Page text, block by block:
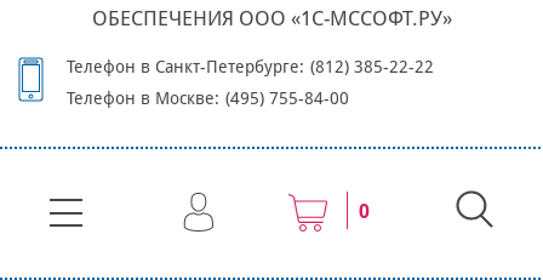
ОБЕСПЕЧЕНИЯ ООО «1С-МССОФТ.РУ»
Телефон в Санкт-Петербурге: (812) 385-22-22
Телефон в Москве: (495) 755-84-00
0